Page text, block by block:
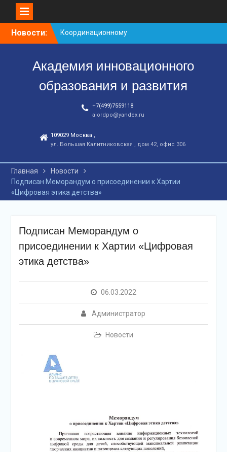
Новости:
Координационному
центру-25 лет!
группа
С юбилеем КЦ!
Академия инновационного
образования и развития
+7(499)7559118
aiordpo@yandex.ru
109029 Москва ,
ул. Большая Калитниковская , дом 42, офис 306
Главная
Новости
Подписан Меморандум о присоединении к Хартии
«Цифровая этика детства»
Подписан Меморандум о
присоединении к Хартии «Цифровая
этика детства»
06.03.2022
Администратор
Новости